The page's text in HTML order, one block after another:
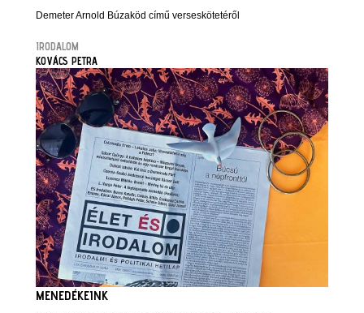
Demeter Arnold Búzaköd című verseskötetéről
IRODALOM
KOVÁCS PETRA
MENEDÉKEINK